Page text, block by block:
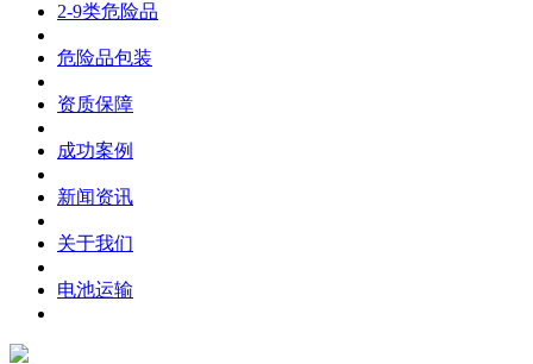
2-9类危险品
危险品包装
资质保障
成功案例
新闻资讯
关于我们
电池运输